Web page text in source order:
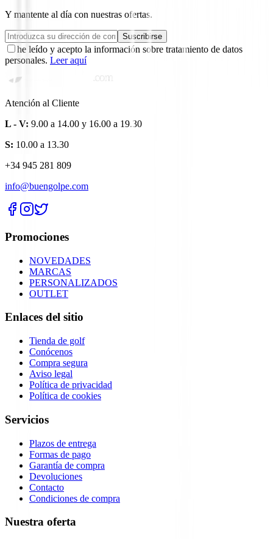
Y mantente al día con nuestras ofertas.
Suscribirse
he leído y acepto la información sobre tratamiento de datos
personales. Leer aquí
Atención al Cliente
L - V: 9.00 a 14.00 y 16.00 a 19.30
S: 10.00 a 13.30
+34 945 281 809
info@buengolpe.com
Promociones
NOVEDADES
MARCAS
PERSONALIZADOS
OUTLET
Enlaces del sitio
Tienda de golf
Conócenos
Compra segura
Aviso legal
Política de privacidad
Política de cookies
Servicios
Plazos de entrega
Formas de pago
Garantía de compra
Devoluciones
Contacto
Condiciones de compra
Nuestra oferta